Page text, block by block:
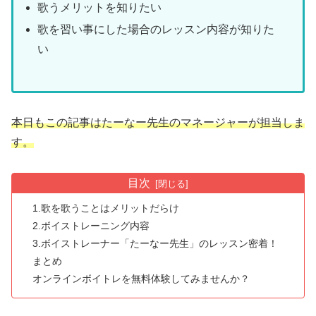
歌うメリットを知りたい
歌を習い事にした場合のレッスン内容が知りた
い
本日もこの記事はたーなー先生のマネージャーが担当しま
す。
目次
1.歌を歌うことはメリットだらけ
2.ボイストレーニング内容
3.ボイストレーナー「たーなー先生」のレッスン密着！
まとめ
オンラインボイトレを無料体験してみませんか？